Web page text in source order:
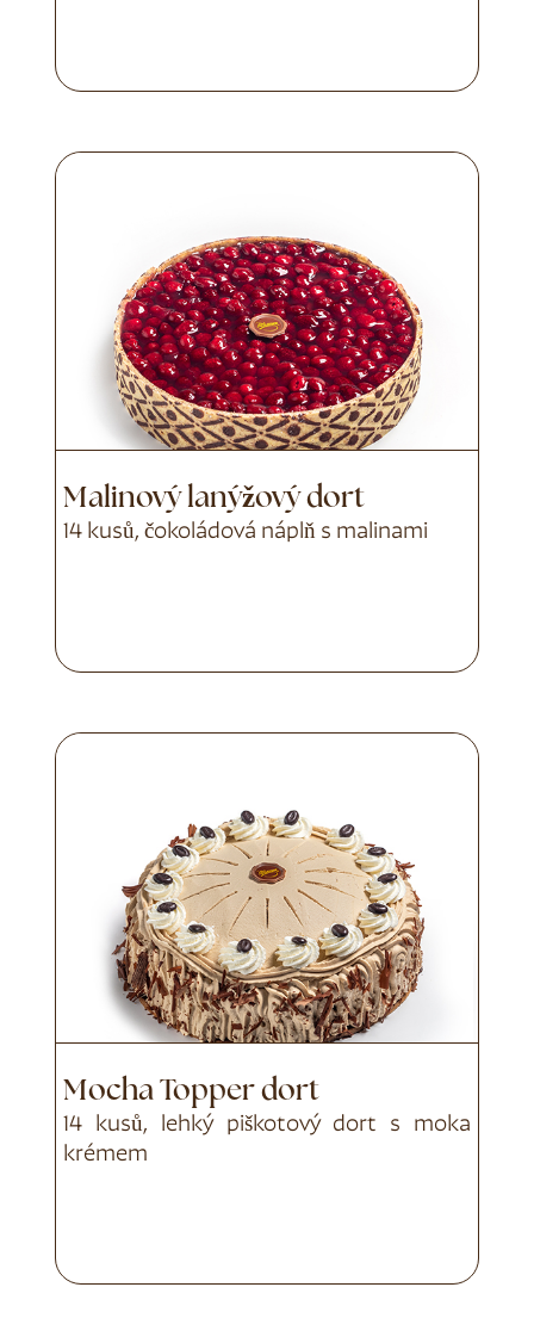
Malinový lanýžový dort
14 kusů, čokoládová náplň s malinami
Mocha Topper dort
14 kusů, lehký piškotový dort s moka
krémem